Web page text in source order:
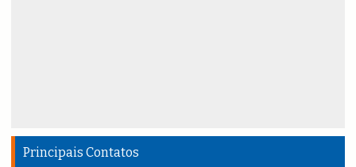
Principais Contatos